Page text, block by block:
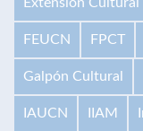
FEUCN FPCT
Galpón Cultural
IAUCN IIAM